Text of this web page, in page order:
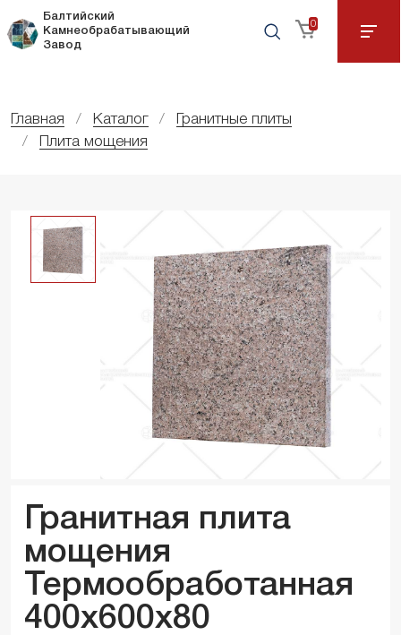
Балтийский
Камнеобрабатывающий
Завод
0
Главная Каталог
Гранитные плиты
Плита мощения
Гранитная плита
мощения
Термообработанная
400x600x80